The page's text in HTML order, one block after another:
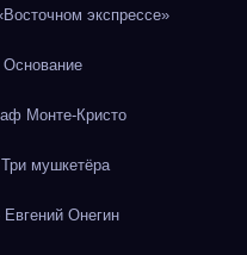
экспрессе»
Монте-Кристо
мушкетёра
Онегин